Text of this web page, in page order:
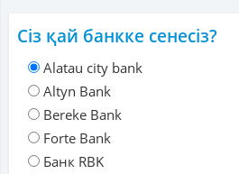
Сіз қай банкке сенесіз?
Alatau city bank
Altyn Bank
Bereke Bank
Forte Bank
Банк RBK